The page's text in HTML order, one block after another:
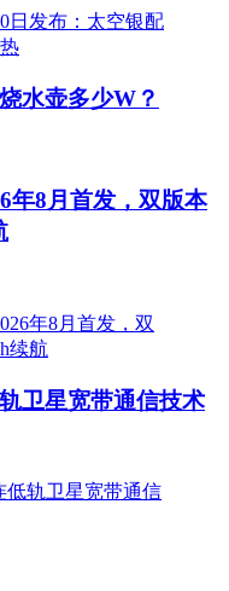
水壶多少W？
年8月首发，双版本
卫星宽带通信技术